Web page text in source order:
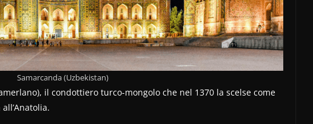
Samarcanda (Uzbekistan)
il condottiero turco-mongolo che nel 1370 la scelse come